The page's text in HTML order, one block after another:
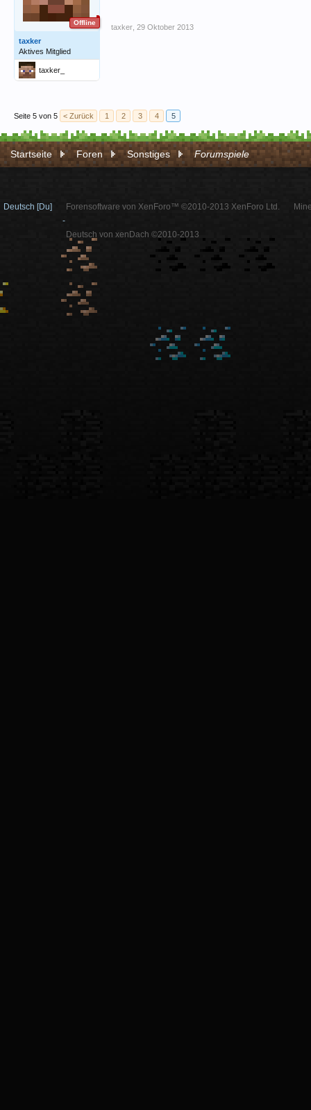
Offline
taxker
Aktives Mitglied
taxker_
taxker 29 Oktober 2013
Seite 5 von 5 < Zurück 1 2 3 4 5
Startseite Foren Sonstiges Forumspiele
Deutsch [Du]
Forensoftware von XenForo™ ©2010-2013 XenForo Ltd.
-
Deutsch von xenDach ©2010-2013